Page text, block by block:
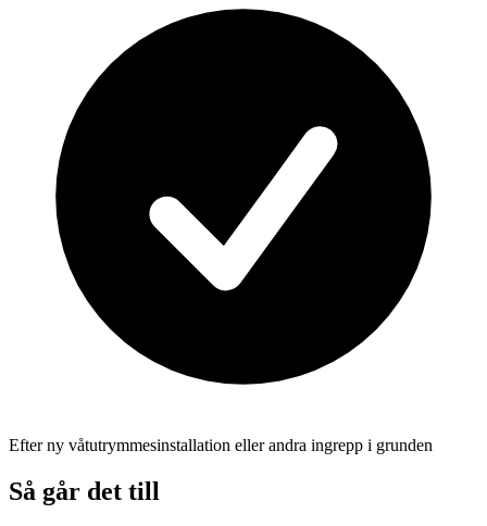
Efter ny våtutrymmesinstallation eller andra ingrepp i grunden
Så går det till